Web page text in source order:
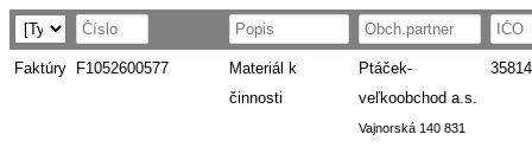
Faktúry F1052600577
Materiál k
činnosti
Ptáček-
veľkoobchod a.s.
Vajnorská 140 831